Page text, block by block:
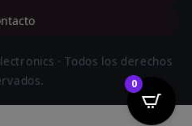
0
· Todos los derechos